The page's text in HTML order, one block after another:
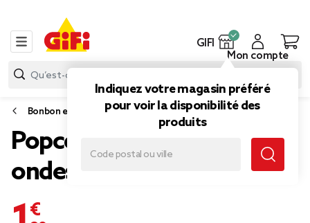
GIFI
Indiquez votre magasin préféré
pour voir la disponibilité des
produits
Mon compte
Bonbon et gourmandise
Popcorn sucré micro-
ondes Mandy 3x80gr
1,90 €